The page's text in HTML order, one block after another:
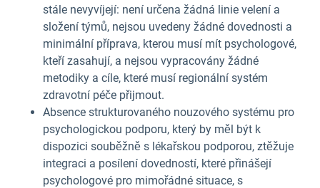
stále nevyvíjejí: není určena žádná linie velení a
složení týmů, nejsou uvedeny žádné dovednosti a
minimální příprava, kterou musí mít psychologové,
kteří zasahují, a nejsou vypracovány žádné
metodiky a cíle, které musí regionální systém
zdravotní péče přijmout.
Absence strukturovaného nouzového systému pro
psychologickou podporu, který by měl být k
dispozici souběžně s lékařskou podporou, ztěžuje
integraci a posílení dovedností, které přinášejí
psychologové pro mimořádné situace, s